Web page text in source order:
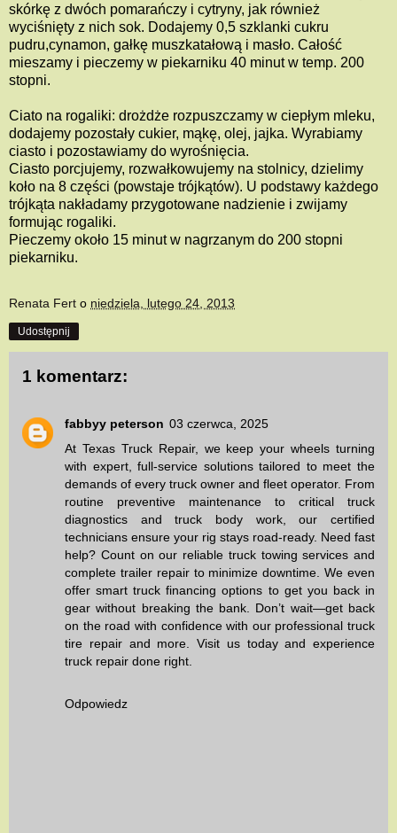
skórkę z dwóch pomarańczy i cytryny, jak również
wyciśnięty z nich sok. Dodajemy 0,5 szklanki cukru
pudru,cynamon, gałkę muszkatałową i masło. Całość
mieszamy i pieczemy w piekarniku 40 minut w temp. 200
stopni.
Ciato na rogaliki: drożdże rozpuszczamy w ciepłym mleku,
dodajemy pozostały cukier, mąkę, olej, jajka. Wyrabiamy
ciasto i pozostawiamy do wyrośnięcia.
Ciasto porcjujemy, rozwałkowujemy na stolnicy, dzielimy
koło na 8 części (powstaje trójkątów). U podstawy każdego
trójkąta nakładamy przygotowane nadzienie i zwijamy
formując rogaliki.
Pieczemy około 15 minut w nagrzanym do 200 stopni
piekarniku.
Renata Fert o niedziela, lutego 24, 2013
Udostępnij
1 komentarz:
fabbyy peterson 03 czerwca, 2025
At Texas Truck Repair, we keep your wheels turning
with expert, full-service solutions tailored to meet the
demands of every truck owner and fleet operator. From
routine preventive maintenance to critical truck
diagnostics andtruck body work, our certified
technicians ensure your rig stays road-ready. Need fast
help? Count on our reliable truck towing services and
complete trailer repairto minimize downtime. We even
offer smarttruck financing options to get you back in
gear without breaking the bank. Don’t wait—get back
on the road with confidence with our professional truck
tire repairand more. Visit us today and experience
truck repair done right.
Odpowiedz